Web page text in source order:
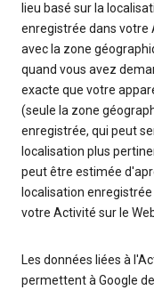
lieu basé sur la
enregistrée dans votre
avec la zone
quand vous avez
exacte que votre
(seule la zone
enregistrée, qui peut
localisation plus
peut être estimée
localisation
votre Activité sur le
Les données liées à
permettent à Google